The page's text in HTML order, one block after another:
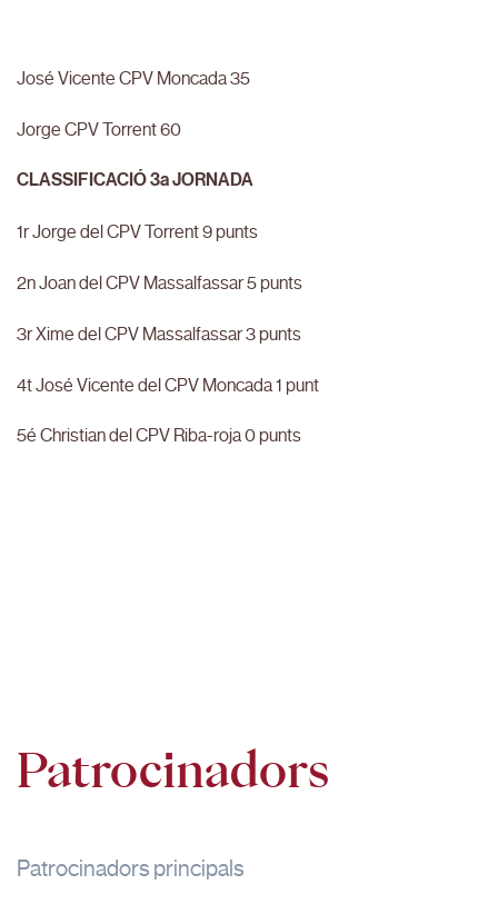
José Vicente CPV Moncada 35
Jorge CPV Torrent 60
CLASSIFICACIÓ 3a JORNADA
1r Jorge del CPV Torrent 9 punts
2n Joan del CPV Massalfassar 5 punts
3r Xime del CPV Massalfassar 3 punts
4t José Vicente del CPV Moncada 1 punt
5é Christian del CPV Riba-roja 0 punts
Patrocinadors
Patrocinadors principals